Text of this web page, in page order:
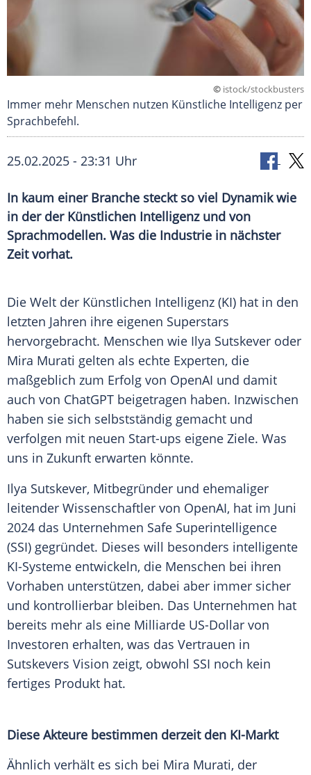
© istock/stockbusters
Immer mehr Menschen nutzen Künstliche Intelligenz per
Sprachbefehl.
25.02.2025 - 23:31 Uhr
In kaum einer Branche steckt so viel Dynamik wie
in der der Künstlichen Intelligenz und von
Sprachmodellen. Was die Industrie in nächster
Zeit vorhat.
Die Welt der Künstlichen Intelligenz (KI) hat in den
letzten Jahren ihre eigenen Superstars
hervorgebracht. Menschen wie Ilya Sutskever oder
Mira Murati gelten als echte Experten, die
maßgeblich zum Erfolg von OpenAI und damit
auch von ChatGPT beigetragen haben. Inzwischen
haben sie sich selbstständig gemacht und
verfolgen mit neuen Start-ups eigene Ziele. Was
uns in Zukunft erwarten könnte.
Ilya Sutskever, Mitbegründer und ehemaliger
leitender Wissenschaftler von OpenAI, hat im Juni
2024 das Unternehmen Safe Superintelligence
(SSI) gegründet. Dieses will besonders intelligente
KI-Systeme entwickeln, die Menschen bei ihren
Vorhaben unterstützen, dabei aber immer sicher
und kontrollierbar bleiben. Das Unternehmen hat
bereits mehr als eine Milliarde US-Dollar von
Investoren erhalten, was das Vertrauen in
Sutskevers Vision zeigt, obwohl SSI noch kein
fertiges Produkt hat.
Diese Akteure bestimmen derzeit den KI-Markt
Ähnlich verhält es sich bei Mira Murati, der